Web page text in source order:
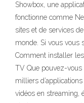
Showbox, une
fonctionne comme
sites et de services
monde. Si vous vous
Comment installer
TV Que pouvez-vous
milliers
vidéos en streaming,